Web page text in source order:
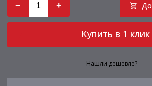
− +
Купить в 1 клик
Нашли дешевле?